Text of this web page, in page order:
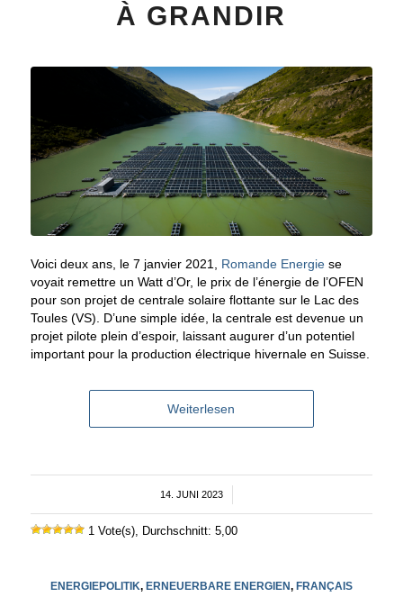
À GRANDIR
Voici deux ans, le 7 janvier 2021, Romande Energiese
voyait remettre un Watt d’Or, le prix de l’énergie de l’OFEN
pour son projet de centrale solaire flottante sur le Lac des
Toules (VS). D’une simple idée, la centrale est devenue un
projet pilote plein d’espoir, laissant augurer d’un potentiel
important pour la production électrique hivernale en Suisse.
Weiterlesen
14. JUNI 2023
/
1 Vote(s), Durchschnitt: 5,00
ENERGIEPOLITIK, ERNEUERBARE ENERGIEN, FRANÇAIS